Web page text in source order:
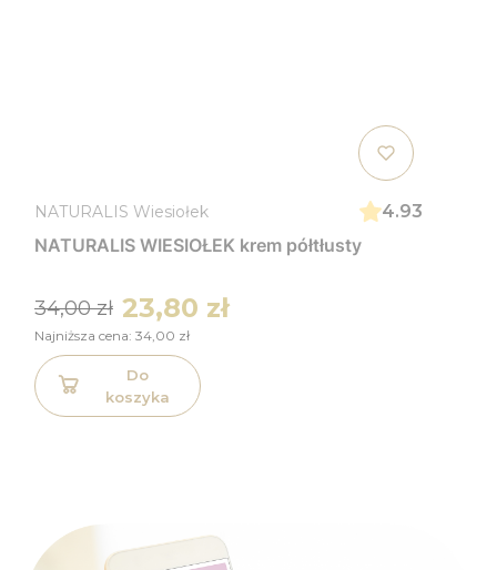
NATURALIS Wiesiołek 4.93
NATURALIS WIESIOŁEK krem półtłusty
34,00 zł 23,80 zł
Najniższa cena: 34,00 zł
Do
koszyka